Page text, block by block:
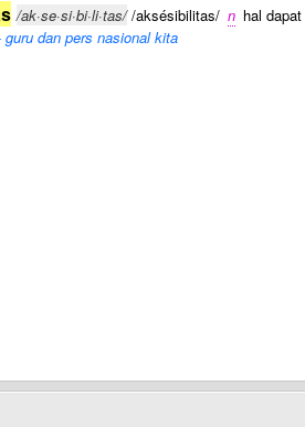
/ak·se·si·bi·li·tas//aksésibilitas/ n hal
guru dan pers nasional kita